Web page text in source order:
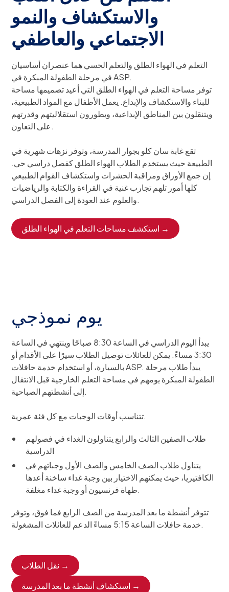
والاستكشاف والنمو
الاجتماعي والعاطفي
التعلم في الهواء الطلق والتعلم الحسي هما عنصران أساسيان
في مرحلة الطفولة المبكرة في ASP.
توفر مساحة التعلم في الهواء الطلق التي أعيد تصميمها مساحة
للبناء والاستكشاف والإبداع. يعمل الأطفال مع المواد الطبيعية،
ويتنقلون بين المناطق الإبداعية، ويطورون استقلاليتهم وقدرتهم
على التعاون.
تقع غابة سان كلو بجوار المدرسة، وتوفر نزهات شهرية في
الطبيعة حيث يستخدم الطلاب الهواء الطلق كفصل دراسي حي.
إن جمع الأوراق ومراقبة الحشرات واستكشاف القوام الطبيعي
كلها أمور تلهم تجارب غنية في القراءة والكتابة والرياضيات
والعلوم عند العودة إلى الفصل الدراسي.
استكشف مساحات التعلم في الهواء الطلق →
يوم نموذجي
يبدأ اليوم الدراسي في الساعة 8:30 صباحًا وينتهي في الساعة
3:30 مساءً. يمكن للعائلات توصيل الطلاب سيرًا على الأقدام أو
بالسيارة، أو استخدام خدمة حافلات ASP. يبدأ طلاب مرحلة
الطفولة المبكرة يومهم في مساحة التعلم الخارجية قبل الانتقال
إلى أنشطتهم الصباحية.
تتناسب أوقات الوجبات مع كل فئة عمرية.
طلاب الصفين الثالث والرابع يتناولون الغداء في فصولهم
الدراسية
يتناول طلاب الصف الخامس والصف الأول وجباتهم في
الكافتيريا، حيث يمكنهم الاختيار بين وجبة غداء ساخنة أعدها
طهاة فرنسيون أو وجبة غداء مغلفة.
تتوفر أنشطة ما بعد المدرسة من الصف الرابع فما فوق، وتوفر
خدمة حافلات الساعة 5:15 مساءً الدعم للعائلات المشغولة.
نقل الطلاب →
استكشاف أنشطة ما بعد المدرسة →